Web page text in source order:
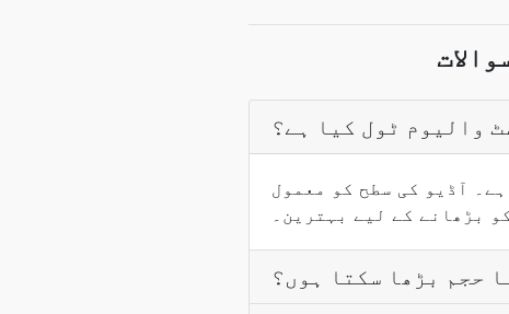
والیوم ٹول کیا ہے؟
آڈیو کی سطح کو معمول
بڑھانے کے لیے بہترین۔
حجم بڑھا سکتا ہوں؟